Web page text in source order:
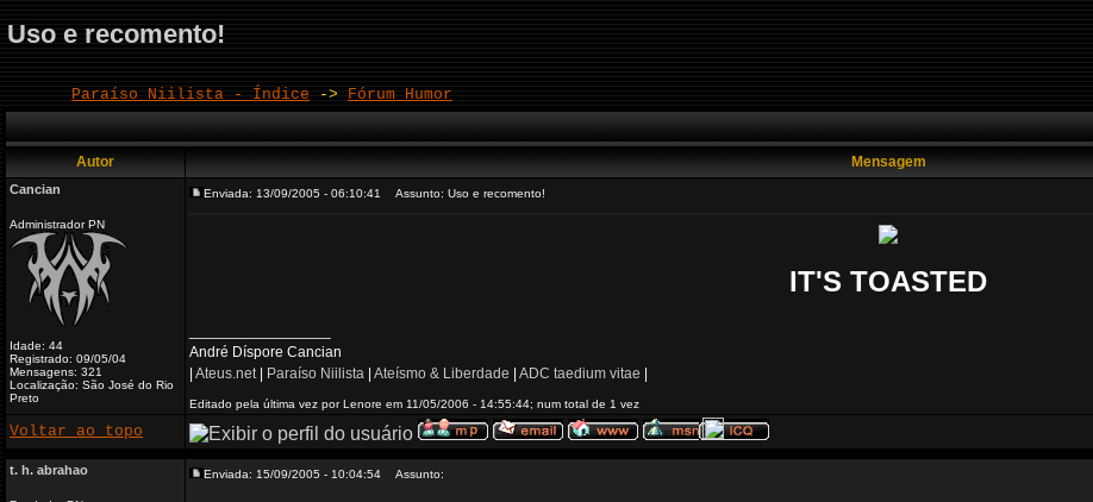
Uso e recomento!
Paraíso Niilista - Índice -> Fórum Humor
Autor Mensagem
Cancian
Administrador PN
Idade: 44
Registrado: 09/05/04
Mensagens: 321
Localização: São José do Rio
Preto
Enviada: 13/09/2005 - 06:10:41 Assunto: Uso e recomento!
IT'S TOASTED
André Díspore Cancian
Ateus.net| Paraíso Niilista Ateísmo & Liberdade ADC taedium vitae
Editado pela última vez por Lenore em 11/05/2006 - 14:55:44; num total de 1 vez
Voltar ao topo
t. h. abrahao Enviada: 15/09/2005 - 10:04:54 Assunto: